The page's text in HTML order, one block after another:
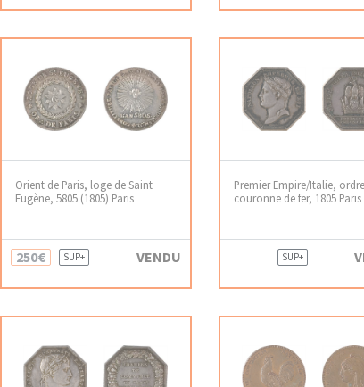
Orient de Paris, loge de Saint
Eugène, 5805 (1805) Paris
250€ SUP+ VENDU
Premier Empire/Italie,
couronne de fer, 1805 Paris
SUP+